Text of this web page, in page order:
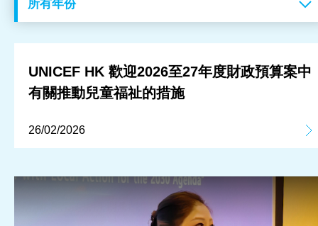
關於我們
訊息中心
最新消息
UNICEF HK 歡迎2026至27年度財政預算案中
有關推動兒童福祉的措施
26/02/2026